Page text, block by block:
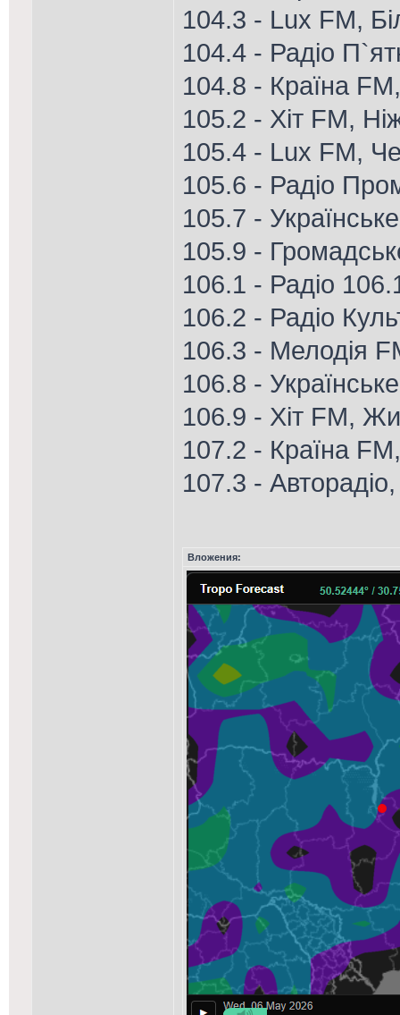
104.3 - Lux FM,
104.4 - Радіо
104.8 - Країна
105.2 - Хіт FM,
105.4 - Lux FM,
105.6 - Радіо
105.7 -
105.9 -
106.1 - Радіо
106.2 - Радіо
106.3 - Мелодія
106.8 -
106.9 - Хіт FM,
107.2 - Країна
107.3 -
Вложения: